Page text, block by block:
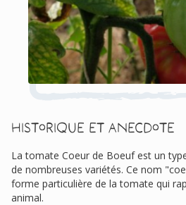
Historique et anecdote
La tomate Coeur de Boeuf est un
de nombreuses variétés. Ce nom
forme particulière de la tomate qui
animal.